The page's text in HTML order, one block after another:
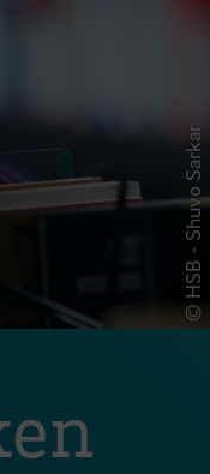
© HSB - Shuvo Sarkar